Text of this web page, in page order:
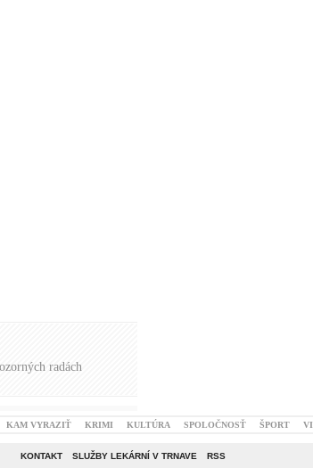
radách
KAM VYRAZIŤ KRIMI KULTÚRA SPOLOČNOSŤ ŠPORT
KONTAKT SLUŽBY LEKÁRNÍ V TRNAVE RSS